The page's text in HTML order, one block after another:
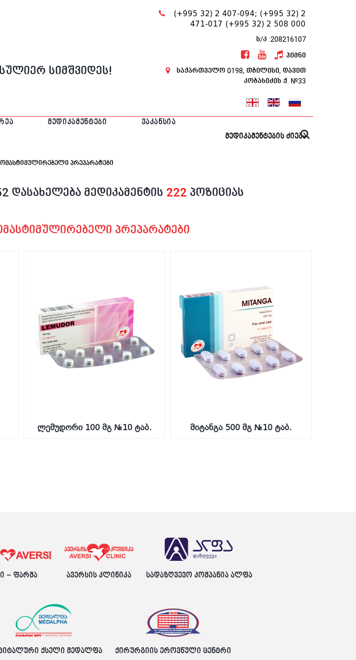
სიმშვიდეს!
(+995 32) 2 407-094; (+995 32) 2
471-017 (+995 32) 2 508 000
ს/კ :208216107
ჰიმნი
საქართველო 0198, თბილისი, დავით
კობახიძის ქ. №33
ᲛᲔᲓᲘᲙᲐᲛᲔᲜᲢᲔᲑᲘ ᲕᲐᲙᲐᲜᲡᲘᲐ
მედიკამენტების ძიება
Პრეპარატები
დასახელება მედიკამენტის 222 პოზიციას
პრეპარატები
ლემუდორი 100 მგ №10 ტაბ. მიტანგა 500 მგ №10 ტაბ.
– ფარმა ავერსის კლინიკა სადაზღვევო კომპანია ალფა
ქსელი მედალფა ქირურგიის ეროვნული ცენტრი